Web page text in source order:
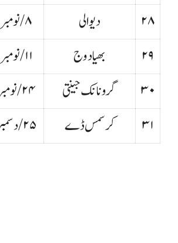
۲۸ دیوالی ۸ /نومبر
۲۹
بھیا دوج ۱۱/نومبر
۳۰
گرونا نک جینتی ۲۴/نومبر
۳۱
کرسمس ڈے ۲۵/دسمبر